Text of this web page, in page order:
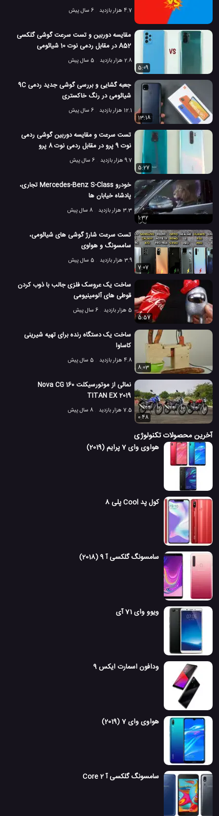
4.7 هزار بازدید 6 سال پیش
مقایسه دوربین و تست سرعت گوشی گلکسی
A52 در مقابل ردمی نوت 10 شیائومی
2.8 هزار بازدید
5 سال پیش
5:09
جعبه گشایی و بررسی گوشی جدید ردمی 9C
شیائومی در رنگ خاکستری
12.1 هزار بازدید
6 سال پیش
13:18
تست سرعت و مقایسه دوربین گوشی ردمی
نوت 9 پرو در مقابل ردمی نوت 8 پرو
شیائومی
9.7 هزار بازدید
6 سال پیش
5:27
خودرو Mercedes-Benz S-Class تجاری،
پادشاه خیابان ها
3.3 هزار بازدید
8 سال پیش
1:32
تست سرعت شارژ گوشی های شیائومی،
سامسونگ و هواوی
3.9 هزار بازدید
5 سال پیش
7:07
ساخت یک عروسک فلزی جالب با ذوب کردن
قوطی های آلومینیومی
5 هزار بازدید
6 سال پیش
5:57
ساخت یک دستگاه رنده برای تهیه شیرینی
کاساوا
4.8 هزار بازدید
5 سال پیش
8:03
نمائی از موتورسیکلت Nova CG 160
TITAN EX 2019
7.5 هزار بازدید
8 سال پیش
0:48
آخرین محصولات تکنولوژی
هواوی وای 7 پرایم (2019)
کول پد Cool پلی 8
سامسونگ گلکسی آ 9 (2018)
ویوو وای 71 آی
ودافون اسمارت ایکس 9
هواوی وای 7 (2019)
سامسونگ گلکسی آ 2 Core